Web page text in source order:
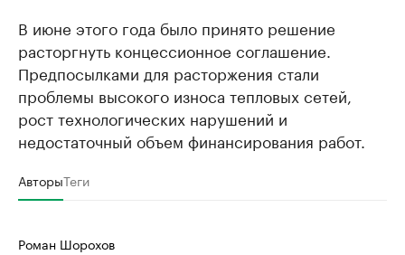
В июне этого года было принято решение
расторгнуть концессионное соглашение.
Предпосылками для расторжения стали
проблемы высокого износа тепловых сетей,
рост технологических нарушений и
недостаточный объем финансирования работ.
АвторыТеги
Роман Шорохов